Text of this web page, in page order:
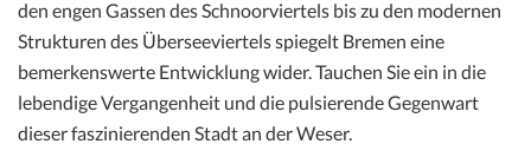
den engen Gassen des Schnoorviertels bis zu den modernen
Strukturen des Überseeviertels spiegelt Bremen eine
bemerkenswerte Entwicklung wider. Tauchen Sie ein in die
lebendige Vergangenheit und die pulsierende Gegenwart
dieser faszinierenden Stadt an der Weser.